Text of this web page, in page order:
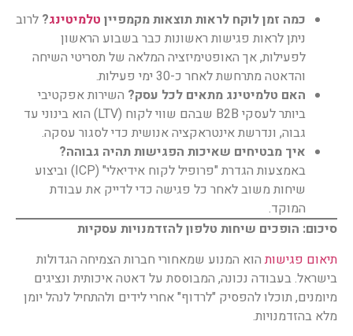
כמה זמן לוקח לראות תוצאות מקמפיין טלמיטינג? לרוב
ניתן לראות פגישות ראשונות כבר בשבוע הראשון
לפעילות, אך האופטימיזציה המלאה של תסריטי השיחה
והדאטה מתרחשת לאחר כ-30 ימי פעילות.
האם טלמיטינג מתאים לכל עסק? השירות אפקטיבי
ביותר לעסקי B2B שבהם שווי לקוח (LTV) הוא בינוני עד
גבוה, ונדרשת אינטראקציה אנושית כדי לסגור עסקה.
איך מבטיחים שאיכות הפגישות תהיה גבוהה?
באמצעות הגדרת "פרופיל לקוח אידיאלי" (ICP) וביצוע
שיחות משוב לאחר כל פגישה כדי לדייק את עבודת
המוקד.
סיכום: הופכים שיחות טלפון להזדמנויות עסקיות
תיאום פגישותהוא המנוע שמאחורי חברות הצמיחה הגדולות
בישראל. בעבודה נכונה, המבוססת על דאטה איכותית ונציגים
מיומנים, תוכלו להפסיק "לרדוף" אחרי לידים ולהתחיל לנהל יומן
מלא בהזדמנויות.